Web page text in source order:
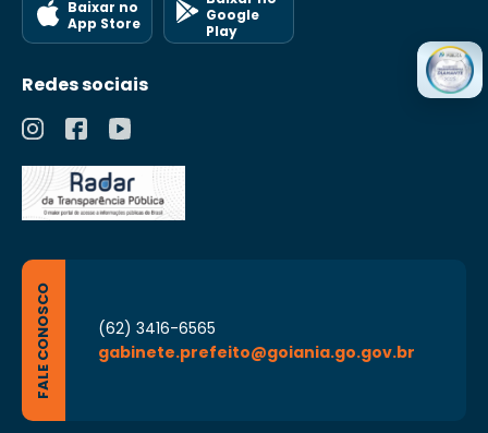
Baixar no
App Store
Google
Play
Redes sociais
FALE CONOSCO
(62) 3416-6565
gabinete.prefeito@goiania.go.gov.br